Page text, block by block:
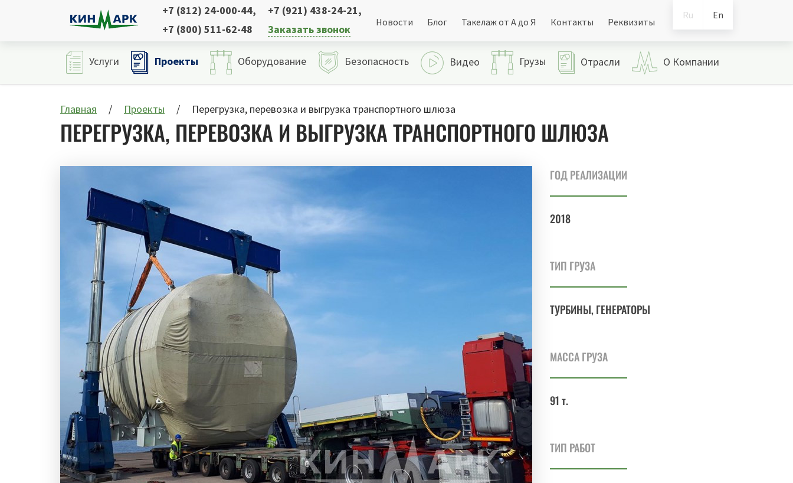
Ru En
+7 (812) 24-000-44, +7 (921) 438-24-21,
+7 (800) 511-62-48
Заказать звонок
Новости Блог Такелаж от А до Я Контакты Реквизиты
Услуги Проекты Оборудование Безопасность Видео Грузы Отрасли О Компании
Главная Проекты Перегрузка, перевозка и выгрузка транспортного шлюза
ПЕРЕГРУЗКА, ПЕРЕВОЗКА И ВЫГРУЗКА ТРАНСПОРТНОГО ШЛЮЗА
ГОД РЕАЛИЗАЦИИ
2018
ТИП ГРУЗА
ТУРБИНЫ, ГЕНЕРАТОРЫ
МАССА ГРУЗА
91 т.
ТИП РАБОТ